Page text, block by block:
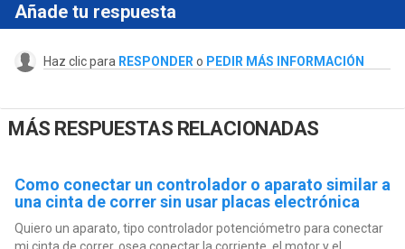
Añade tu respuesta
Haz clic para RESPONDER o PEDIR MÁS INFORMACIÓN
MÁS RESPUESTAS RELACIONADAS
Como conectar un controlador o aparato similar a
una cinta de correr sin usar placas electrónica
Quiero un aparato, tipo controlador potenciómetro para conectar